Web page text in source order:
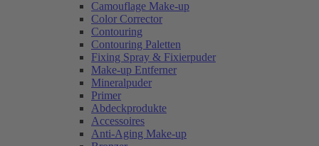
Camouflage Make-up
Color Corrector
Contouring
Contouring Paletten
Fixing Spray & Fixierpuder
Make-up Entferner
Mineralpuder
Primer
Abdeckprodukte
Accessoires
Anti-Aging Make-up